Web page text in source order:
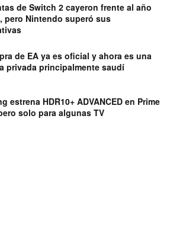
de Switch 2 cayeron frente al año
pero Nintendo superó sus
de EA ya es oficial y ahora es una
privada principalmente saudí
estrena HDR10+ ADVANCED en Prime
solo para algunas TV